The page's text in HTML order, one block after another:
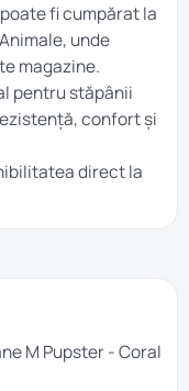
fi cumpărat la
Animale, unde
magazine.
pentru stăpânii
confort și
direct la
M Pupster - Coral